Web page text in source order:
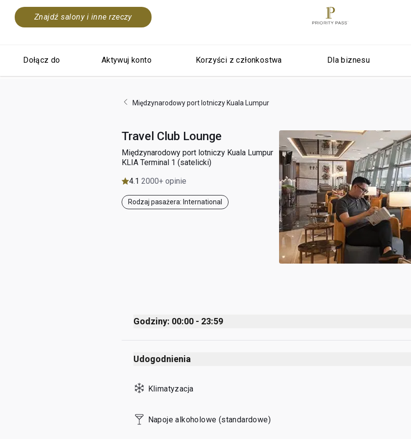
Znajdź salony i inne rzeczy
Dołącz do Aktywuj konto Korzyści z członkostwa Dla biznesu
Międzynarodowy port lotniczy Kuala Lumpur
Travel Club Lounge
Międzynarodowy port lotniczy Kuala Lumpur
KLIA Terminal 1 (satelicki)
4.1 2000+ opinie
Rodzaj pasażera: International
Godziny: 00:00 - 23:59
Monday
Tuesday
Thursday
Friday
Udogodnienia
Klimatyzacja
Napoje alkoholowe (standardowe)